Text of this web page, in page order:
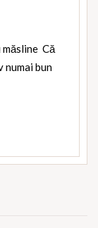
măsline Că
numai bun